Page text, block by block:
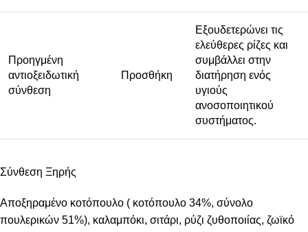
Προηγμένη
αντιοξειδωτική
σύνθεση
Προσθήκη
Εξουδετερώνει τις
ελεύθερες ρίζες και
συμβάλλει στην
διατήρηση ενός
υγιούς
ανοσοποιητικού
συστήματος.
Σύνθεση Ξηρής
Αποξηραμένο κοτόπουλο ( κοτόπουλο 34%, σύνολο
πουλερικών 51%), καλαμπόκι, σιτάρι, ρύζι ζυθοποιίας, ζωϊκό